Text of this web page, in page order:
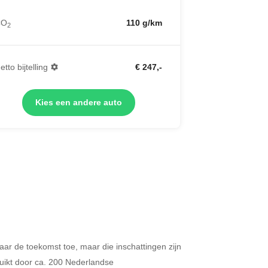
2 110 g/km
bijtelling € 247,-
Kies een andere auto
Merken op basis van segment
de toekomst toe, maar die inschattingen zijn
door ca. 200 Nederlandse